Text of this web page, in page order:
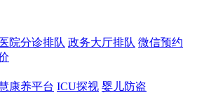
医院分诊排队 政务大厅排队 微信预约
康养平台 ICU探视 婴儿防盗